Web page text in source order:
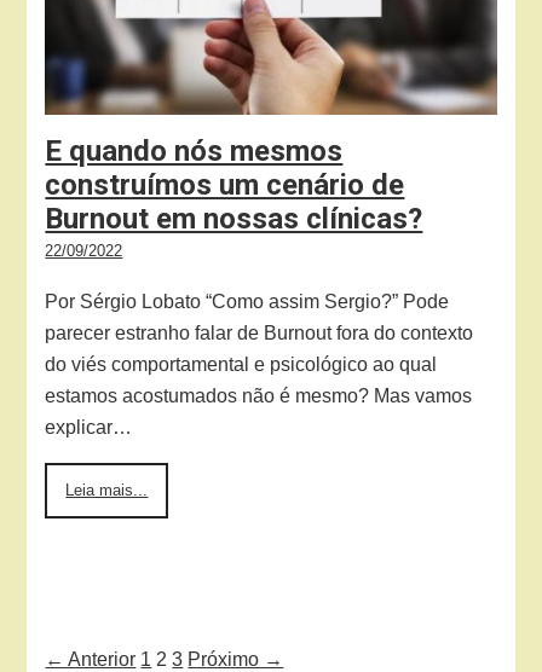
E quando nós mesmos
construímos um cenário de
Burnout em nossas clínicas?
22/09/2022
Por Sérgio Lobato “Como assim Sergio?” Pode
parecer estranho falar de Burnout fora do contexto
do viés comportamental e psicológico ao qual
estamos acostumados não é mesmo? Mas vamos
explicar…
Leia mais...
← Anterior 1 2 3 Próximo →